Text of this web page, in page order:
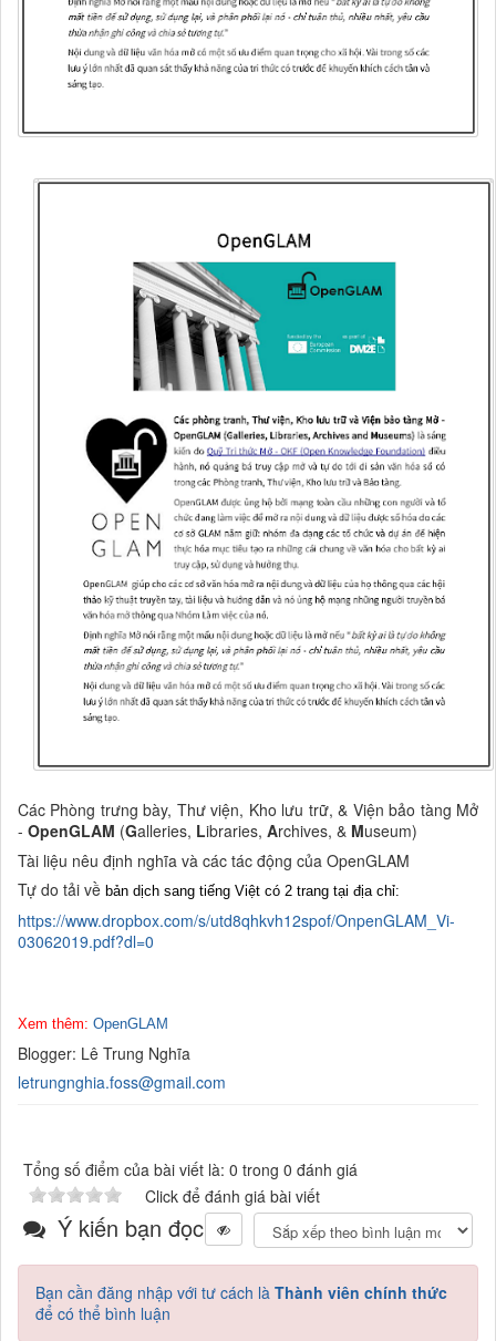
Các Phòng trưng bày, Thư viện, Kho lưu trữ, & Viện bảo tàng Mở
- OpenGLAM (Galleries, Libraries, Archives, & Museum)
Tài liệu nêu định nghĩa và các tác động của OpenGLAM
Tự do tải về bản dịch sang tiếng Việt có 2 trang tại địa chỉ:
https://www.dropbox.com/s/utd8qhkvh12spof/OnpenGLAM_Vi-
03062019.pdf?dl=0
Xem thêm: OpenGLAM
Blogger: Lê Trung Nghĩa
letrungnghia.foss@gmail.com
Tổng số điểm của bài viết là: 0 trong 0 đánh giá
Click để đánh giá bài viết
Ý kiến bạn đọc
Bạn cần đăng nhập với tư cách là Thành viên chính thức
để có thể bình luận